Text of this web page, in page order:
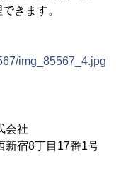
きます。
img_85567_4.jpg
社
8丁目17番1号